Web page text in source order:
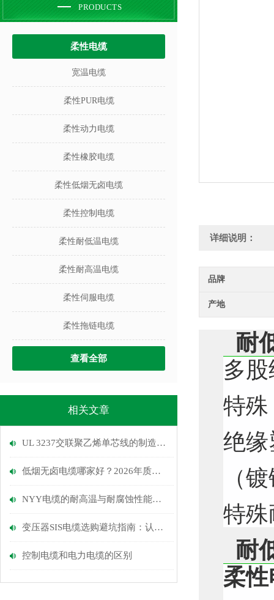
PRODUCTS
柔性电缆
宽温电缆
柔性PUR电缆
柔性动力电缆
柔性橡胶电缆
柔性低烟无卤电缆
柔性控制电缆
柔性耐低温电缆
柔性耐高温电缆
柔性伺服电缆
柔性拖链电缆
查看全部
相关文章
UL 3237交联聚乙烯单芯线的制造工艺和使用范围介绍
低烟无卤电缆哪家好？2026年质量靠谱厂家实测推荐与选购指南
NYY电缆的耐高温与耐腐蚀性能优势
变压器SIS电缆选购避坑指南：认准安耐特，拒绝绝缘层开裂与老化隐患
控制电缆和电力电缆的区别
详细说明：
品牌
产地
耐
多
特殊
绝
（
特殊
耐
柔